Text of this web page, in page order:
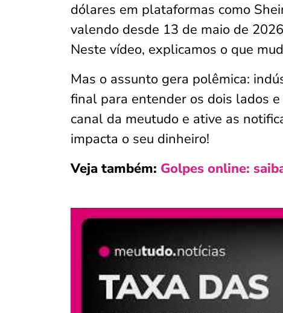
dólares em plataformas como
valendo desde 13 de maio de
Neste vídeo, explicamos o que
Mas o assunto gera polêmica:
final para entender os dois lados
canal da meutudo e ative as
impacta o seu dinheiro!
Veja também: Golpes online: